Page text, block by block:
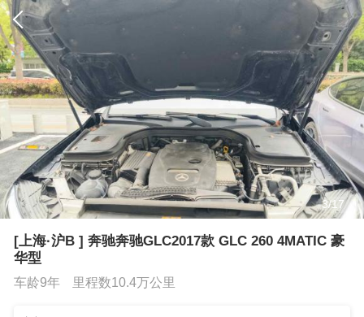
3/17
[上海·沪B ] 奔驰奔驰GLC2017款 GLC 260 4MATIC 豪
华型
车龄9年 里程数10.4万公里